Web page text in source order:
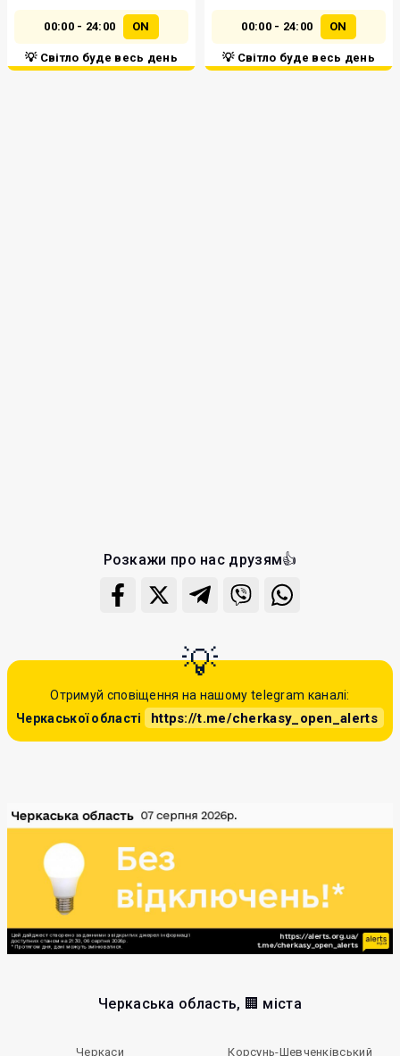
00:00 - 24:00 ON
💡 Світло буде весь день
00:00 - 24:00 ON
💡 Світло буде весь день
Розкажи про нас друзям👍
Отримуй сповіщення на нашому telegram каналі:
Черкаської області
https://t.me/cherkasy_open_alerts
Черкаська область, 🏢 міста
Черкаси Корсунь-Шевченківський